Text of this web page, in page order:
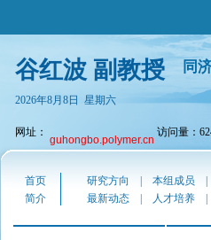
谷红波 副教授 同
2026年8月8日 星期六
网址： guhongbo.polymer.cn 访问量：
首页 研究方向 本组成员
简介
最新动态 人才培养